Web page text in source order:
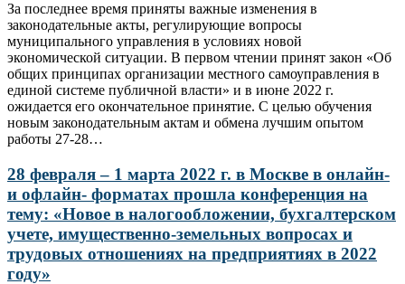
За последнее время приняты важные изменения в
законодательные акты, регулирующие вопросы
муниципального управления в условиях новой
экономической ситуации. В первом чтении принят закон «Об
общих принципах организации местного самоуправления в
единой системе публичной власти» и в июне 2022 г.
ожидается его окончательное принятие. С целью обучения
новым законодательным актам и обмена лучшим опытом
работы 27-28…
28 февраля – 1 марта 2022 г. в Москве в онлайн-
и офлайн- форматах прошла конференция на
тему: «Новое в налогообложении, бухгалтерском
учете, имущественно-земельных вопросах и
трудовых отношениях на предприятиях в 2022
году»